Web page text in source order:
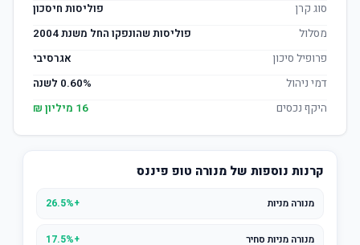
סוג קרן
פוליסות חיסכון
מסלול
פוליסות שהונפקו החל משנת 2004
פרופיל סיכון
אגרסיבי
דמי ניהול
0.60% לשנה
היקף נכסים
16 מיליון ₪
קרנות נוספות של מנורה טופ פיננס
מנורה מניות +26.5%
מנורה מניות סחיר +17.5%